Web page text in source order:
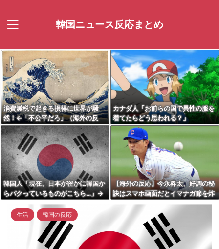
韓国ニュース反応まとめ
消費減税で起きる損得に世界が騒
然！←「不公平だろ」（海外の反
応）
カナダ人「お前らの国で異性の服を
着てたらどう思われる？」
韓国人「現在、日本が密かに韓国か
らパクっているものがこちら…」→
「これは言い訳できないｗｗ」＝韓
国の反応
【海外の反応】今永昇太、好調の秘
訣はスマホ画面だとイマナガ節を炸
裂「NPBでは面白さが必須条件な
の？」
生活 韓国の反応